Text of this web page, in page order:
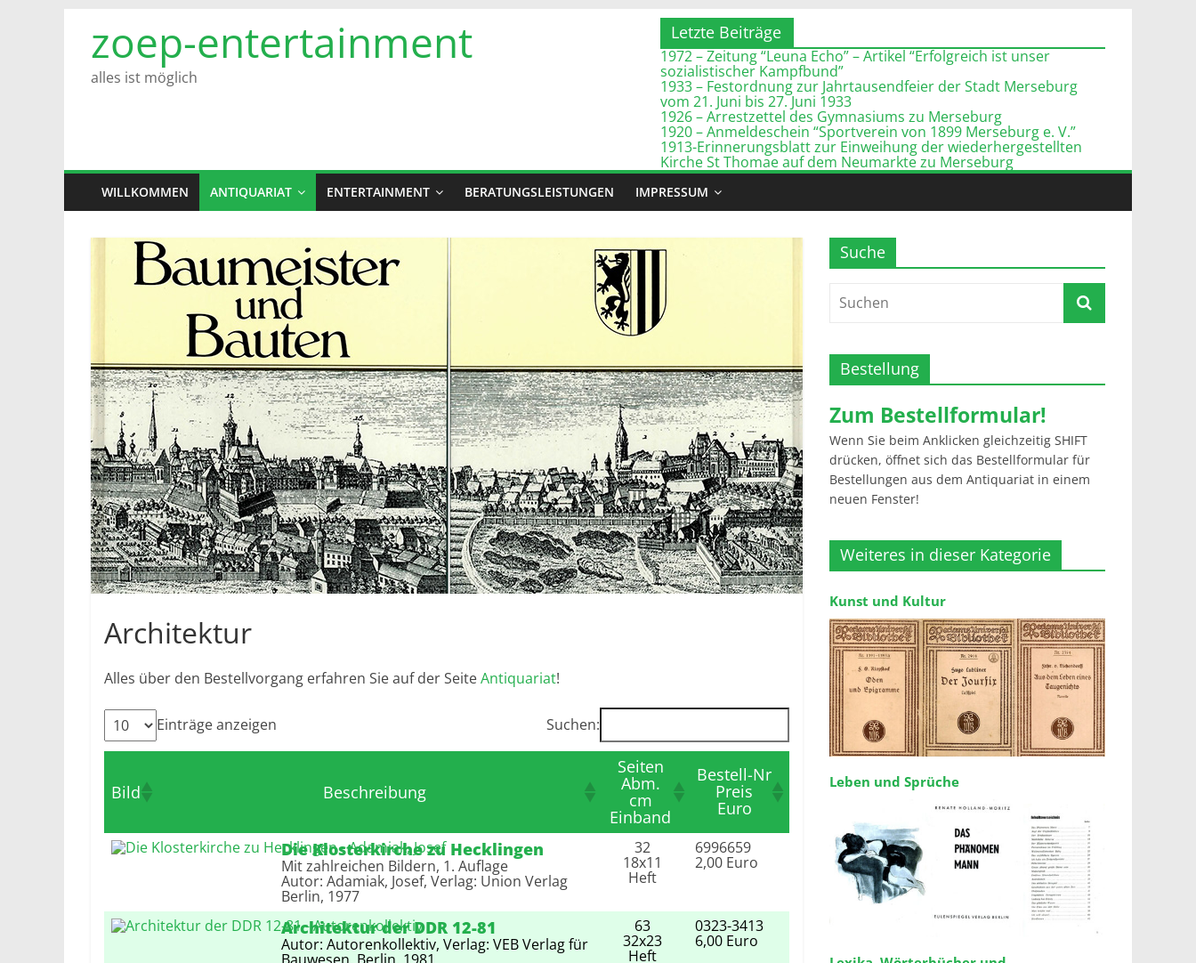
Inhalt
springen
zoep-entertainment
alles ist möglich
Letzte Beiträge
1972 – Zeitung “Leuna Echo” – Artikel “Erfolgreich ist unser
sozialistischer Kampfbund”
1933 – Festordnung zur Jahrtausendfeier der Stadt Merseburg
vom 21. Juni bis 27. Juni 1933
1926 – Arrestzettel des Gymnasiums zu Merseburg
1920 – Anmeldeschein “Sportverein von 1899 Merseburg e. V.”
1913-Erinnerungsblatt zur Einweihung der wiederhergestellten
Kirche St Thomae auf dem Neumarkte zu Merseburg
WILLKOMMEN ANTIQUARIAT ENTERTAINMENT BERATUNGSLEISTUNGEN IMPRESSUM
Architektur
Alles über den Bestellvorgang erfahren Sie auf der SeiteAntiquariat!
Einträge anzeigen Suchen:
Bild Beschreibung
Seiten
Abm.
cm
Einband
Bestell-Nr
Preis
Euro
Bild
Beschreibung Seiten
Abm. cm
Einband
Bestell-Nr
Preis Euro
Die Klosterkirche zu Hecklingen
Mit zahlreichen Bildern, 1. Auflage
Autor: Adamiak, Josef, Verlag: Union Verlag
Berlin, 1977
32
18x11
Heft
6996659
2,00 Euro
Architektur der DDR 12-81
Autor: Autorenkollektiv, Verlag: VEB Verlag für
63
32x23
Heft
0323-3413
6,00 Euro
Suche
Bestellung
Zum Bestellformular!
Wenn Sie beim Anklicken gleichzeitig SHIFT
drücken, öffnet sich das Bestellformular für
Bestellungen aus dem Antiquariat in einem
neuen Fenster!
Weiteres in dieser Kategorie
Kunst und Kultur
Leben und Sprüche